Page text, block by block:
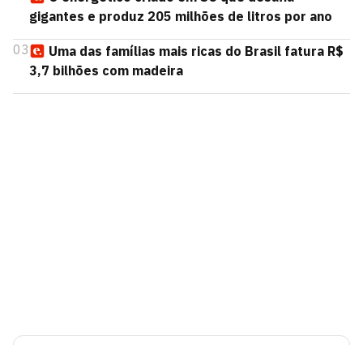
gigantes e produz 205 milhões de litros por ano
03
Uma das famílias mais ricas do Brasil fatura R$
3,7 bilhões com madeira